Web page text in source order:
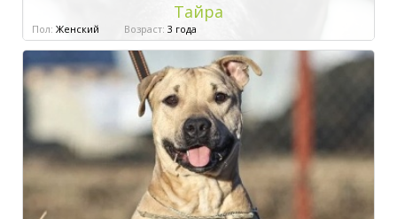
Тайра
Пол: Женский Возраст: 3 года